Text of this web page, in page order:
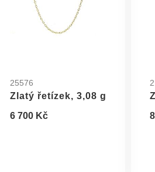
25576
Zlatý řetízek, 3,08 g
6 700 Kč